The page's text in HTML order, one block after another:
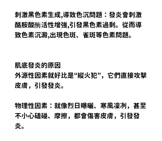
刺激黑色素生成,導致色沉問題：發炎會刺激
酪胺酸酶活性增強,引發黑色素過剩。從而導
致色素沉澱,出現色斑、雀斑等色素問題。
肌底發炎的原因
外源性因素就好比是“縱火犯”，它們直接攻擊
皮膚，引發發炎。
物理性因素：就像烈日曝曬、寒風凜冽，甚至
不小心磕碰、摩擦，都會傷害皮膚，引發發
炎。